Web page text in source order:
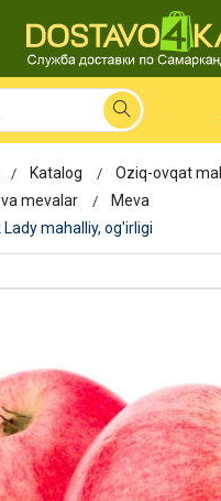
Katalog
Oziq-ovqat
mevalar
Meva
Lady mahalliy, og'irligi